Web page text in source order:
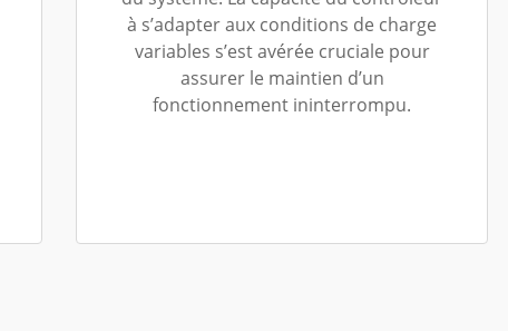
à s’adapter aux conditions de charge
variables s’est avérée cruciale pour
assurer le maintien d’un
fonctionnement ininterrompu.